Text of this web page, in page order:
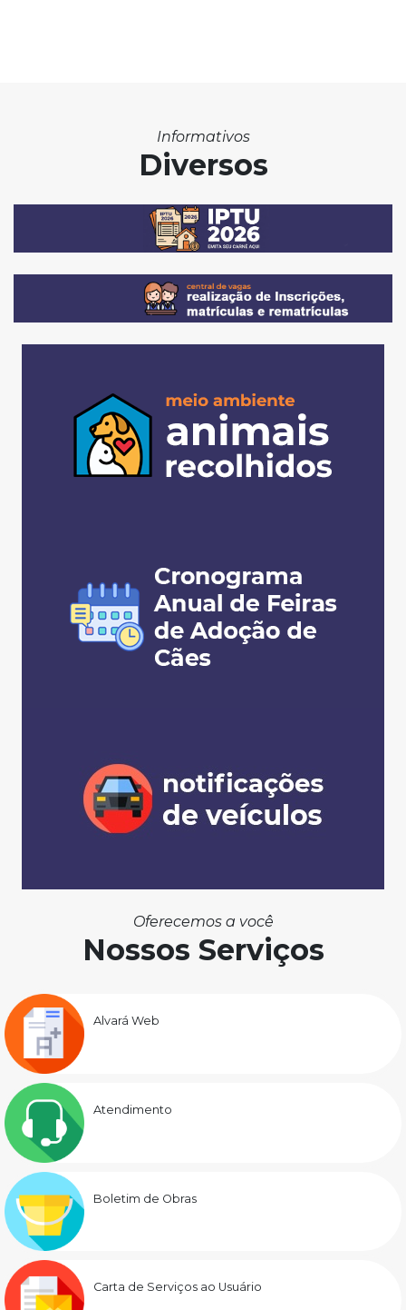
Informativos
Diversos
Oferecemos a você
Nossos Serviços
Alvará Web
Atendimento
Boletim de Obras
Carta de Serviços ao Usuário